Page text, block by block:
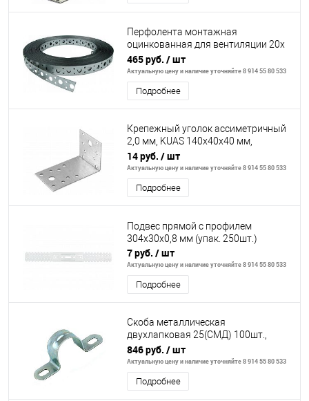
Перфолента монтажная
оцинкованная для вентиляции 20х
0,7 мм (1рул..х 25 м.)
465 руб. / шт
Актуальную цену и наличие уточняйте 8 914 55 80 533
Подробнее
Крепежный уголок ассиметричный
2,0 мм, KUAS 140x40x40 мм,
Россия// Сибртех
14 руб. / шт
Актуальную цену и наличие уточняйте 8 914 55 80 533
Подробнее
Подвес прямой с профилем
304х30х0,8 мм (упак. 250шт.)
7 руб. / шт
Актуальную цену и наличие уточняйте 8 914 55 80 533
Подробнее
Скоба металлическая
двухлапковая 25(СМД) 100шт.,
Россия// Сибртех
846 руб. / шт
Актуальную цену и наличие уточняйте 8 914 55 80 533
Подробнее